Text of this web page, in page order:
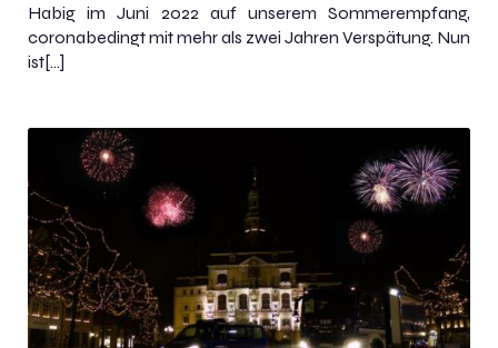
Habig im Juni 2022 auf unserem Sommerempfang,
coronabedingt mit mehr als zwei Jahren Verspätung. Nun
ist[…]